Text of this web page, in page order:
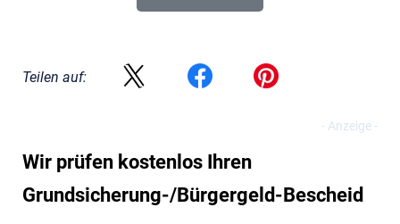
Teilen auf:
Wir prüfen kostenlos Ihren
Grundsicherung-/Bürgergeld-Bescheid